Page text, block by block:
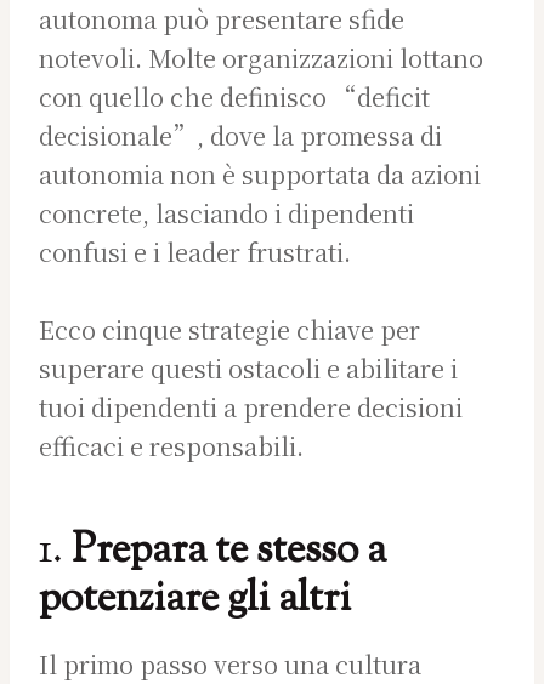
autonoma può presentare sfide
notevoli. Molte organizzazioni lottano
con quello che definisco “deficit
decisionale”, dove la promessa di
autonomia non è supportata da azioni
concrete, lasciando i dipendenti
confusi e i leader frustrati.
Ecco cinque strategie chiave per
superare questi ostacoli e abilitare i
tuoi dipendenti a prendere decisioni
efficaci e responsabili.
1. Prepara te stesso a
potenziare gli altri
Il primo passo verso una cultura